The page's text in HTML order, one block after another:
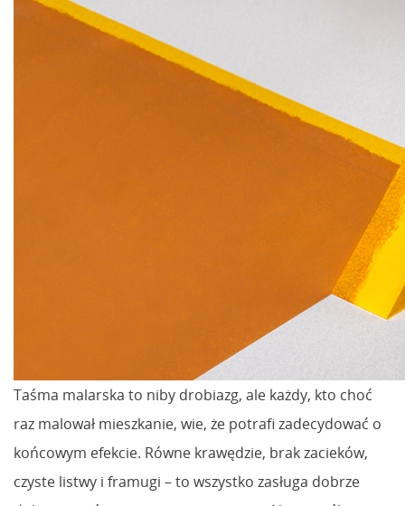
Taśma malarska to niby drobiazg, ale każdy, kto choć
raz malował mieszkanie, wie, że potrafi zadecydować o
końcowym efekcie. Równe krawędzie, brak zacieków,
czyste listwy i framugi – to wszystko zasługa dobrze